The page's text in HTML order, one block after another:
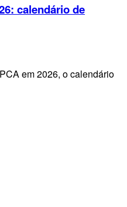
calendário de
em 2026, o calendário